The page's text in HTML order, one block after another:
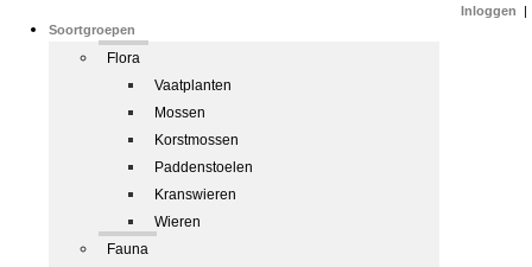
Soortgroepen
Flora
Vaatplanten
Mossen
Korstmossen
Paddenstoelen
Kranswieren
Wieren
Fauna
Inloggen |